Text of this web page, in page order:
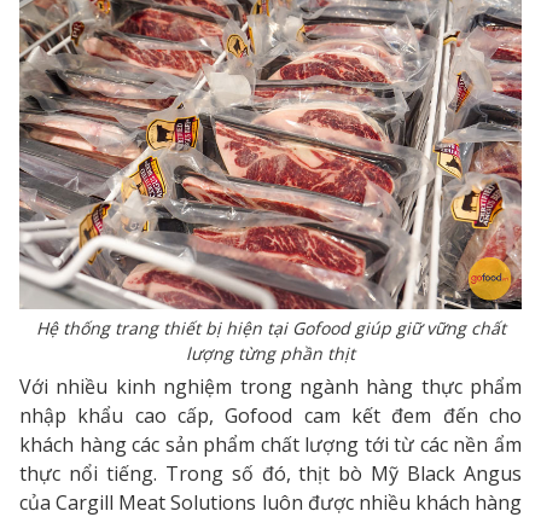
Hệ thống trang thiết bị hiện tại Gofood giúp giữ vững chất
lượng từng phần thịt
Với nhiều kinh nghiệm trong ngành hàng thực phẩm
nhập khẩu cao cấp, Gofood cam kết đem đến cho
khách hàng các sản phẩm chất lượng tới từ các nền ẩm
thực nổi tiếng. Trong số đó, thịt bò Mỹ Black Angus
của Cargill Meat Solutions luôn được nhiều khách hàng